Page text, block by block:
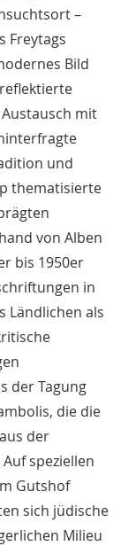
–
Freytags
Bild
mit
und
thematisierte
von Alben
bis 1950er
in
Ländlichen als
der Tagung
die die
der
speziellen
Gutshof
sich jüdische
Milieu